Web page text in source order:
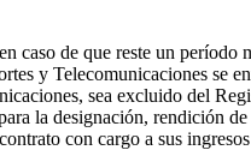
caso de que reste un
y Telecomunicaciones se
sea excluido del
la designación, rendición
con cargo a sus